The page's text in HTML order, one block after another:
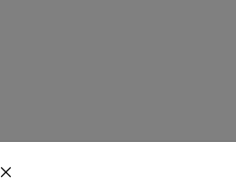
schliessen